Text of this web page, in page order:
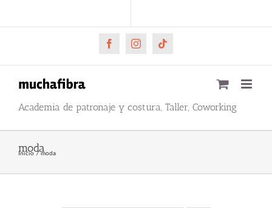
al
FacebookInstagramTiktok
Academia de patronaje y costura, Taller, Coworking
moda
Inicio moda